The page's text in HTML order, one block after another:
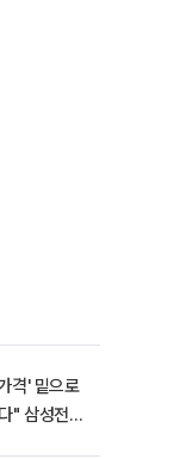
격' 밑으로
" 삼성전자